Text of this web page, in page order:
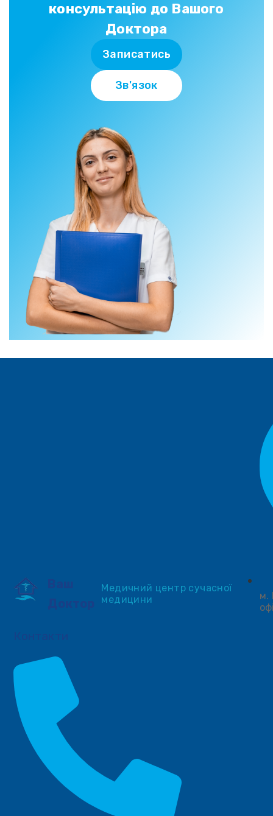
консультацію до Вашого
Доктора
Записатись
Зв'язок
Ваш
Доктор
Медичний центр сучасної
медицини
м.
Контакти